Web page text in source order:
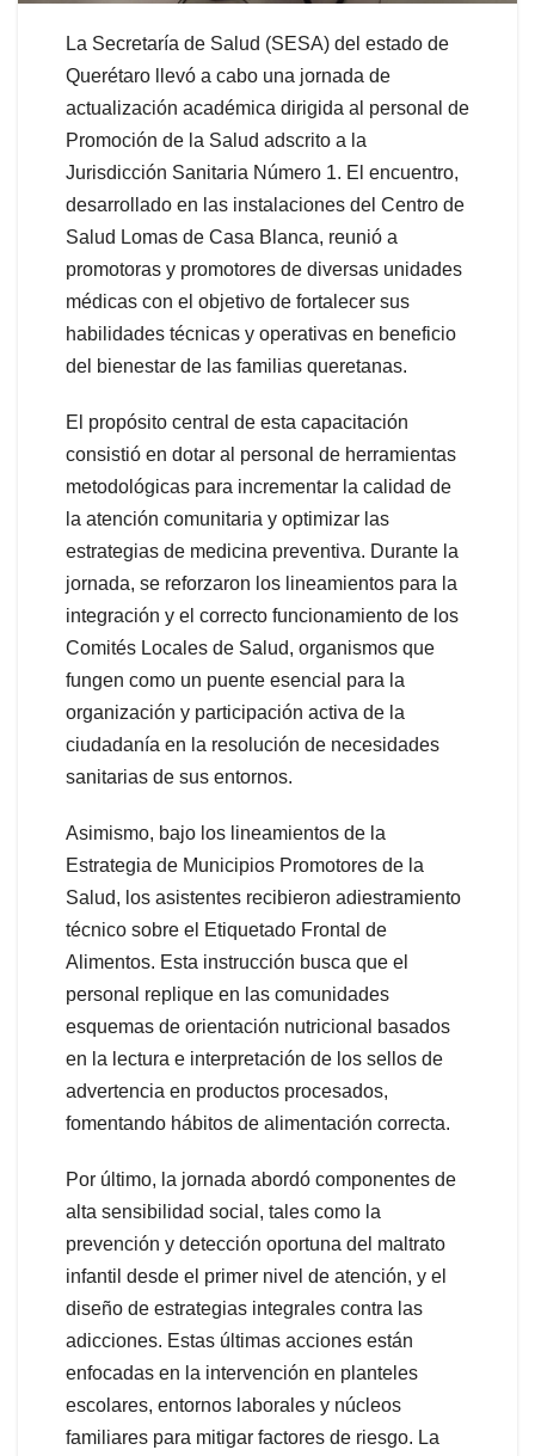
La Secretaría de Salud (SESA) del estado de
Querétaro llevó a cabo una jornada de
actualización académica dirigida al personal de
Promoción de la Salud adscrito a la
Jurisdicción Sanitaria Número 1. El encuentro,
desarrollado en las instalaciones del Centro de
Salud Lomas de Casa Blanca, reunió a
promotoras y promotores de diversas unidades
médicas con el objetivo de fortalecer sus
habilidades técnicas y operativas en beneficio
del bienestar de las familias queretanas.
El propósito central de esta capacitación
consistió en dotar al personal de herramientas
metodológicas para incrementar la calidad de
la atención comunitaria y optimizar las
estrategias de medicina preventiva. Durante la
jornada, se reforzaron los lineamientos para la
integración y el correcto funcionamiento de los
Comités Locales de Salud, organismos que
fungen como un puente esencial para la
organización y participación activa de la
ciudadanía en la resolución de necesidades
sanitarias de sus entornos.
Asimismo, bajo los lineamientos de la
Estrategia de Municipios Promotores de la
Salud, los asistentes recibieron adiestramiento
técnico sobre el Etiquetado Frontal de
Alimentos. Esta instrucción busca que el
personal replique en las comunidades
esquemas de orientación nutricional basados
en la lectura e interpretación de los sellos de
advertencia en productos procesados,
fomentando hábitos de alimentación correcta.
Por último, la jornada abordó componentes de
alta sensibilidad social, tales como la
prevención y detección oportuna del maltrato
infantil desde el primer nivel de atención, y el
diseño de estrategias integrales contra las
adicciones. Estas últimas acciones están
enfocadas en la intervención en planteles
escolares, entornos laborales y núcleos
familiares para mitigar factores de riesgo. La